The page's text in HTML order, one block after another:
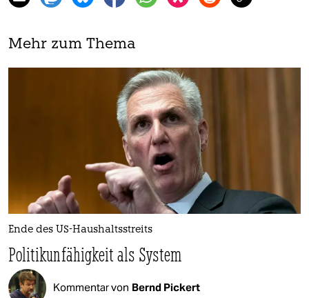
Mehr zum Thema
Ende des US-Haushaltsstreits
Politikunfähigkeit als System
Kommentar von Bernd Pickert